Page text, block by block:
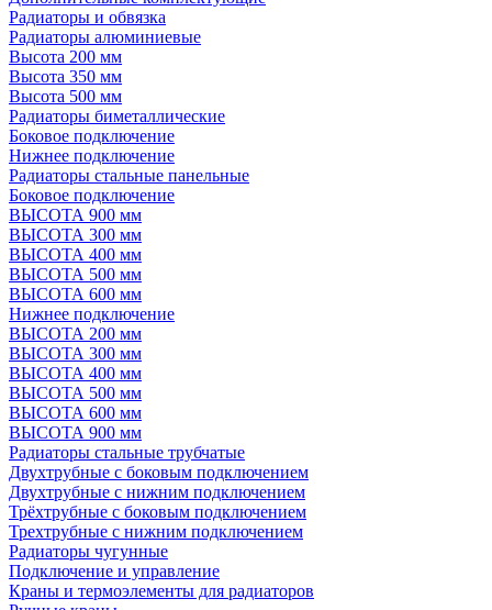
Радиаторы и обвязка
Радиаторы алюминиевые
Высота 200 мм
Высота 350 мм
Высота 500 мм
Радиаторы биметаллические
Боковое подключение
Нижнее подключение
Радиаторы стальные панельные
Боковое подключение
ВЫСОТА 900 мм
ВЫСОТА 300 мм
ВЫСОТА 400 мм
ВЫСОТА 500 мм
ВЫСОТА 600 мм
Нижнее подключение
ВЫСОТА 200 мм
ВЫСОТА 300 мм
ВЫСОТА 400 мм
ВЫСОТА 500 мм
ВЫСОТА 600 мм
ВЫСОТА 900 мм
Радиаторы стальные трубчатые
Двухтрубные с боковым подключением
Двухтрубные с нижним подключением
Трёхтрубные с боковым подключением
Трехтрубные с нижним подключением
Радиаторы чугунные
Подключение и управление
Краны и термоэлементы для радиаторов